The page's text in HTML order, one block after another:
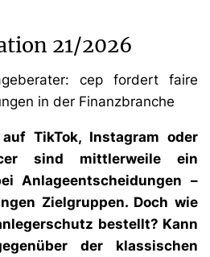
21/2026
cep fordert faire
in der Finanzbranche
TikTok, Instagram oder
sind mittlerweile ein
Anlageentscheidungen –
Zielgruppen. Doch wie
bestellt? Kann
der klassischen